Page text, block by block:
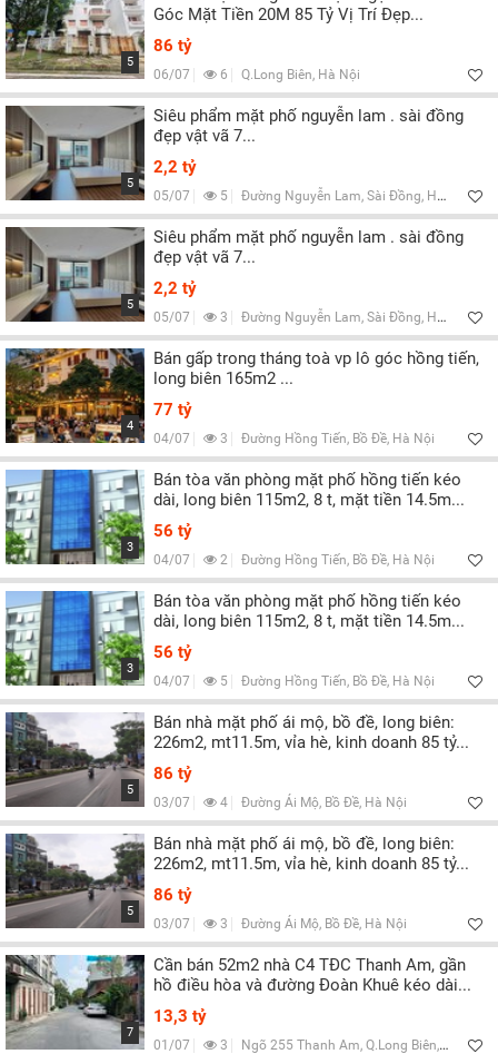
5
Góc Mặt Tiền 20M 85 Tỷ Vị Trí Đẹp...
86 tỷ
06/07 6 Q.Long Biên, Hà Nội
5
Siêu phẩm mặt phố nguyễn lam . sài đồng
đẹp vật vã 7...
2,2 tỷ
05/07 5 Đường Nguyễn Lam, Sài Đồng, Hà Nội
5
Siêu phẩm mặt phố nguyễn lam . sài đồng
đẹp vật vã 7...
2,2 tỷ
05/07 3 Đường Nguyễn Lam, Sài Đồng, Hà Nội
4
Bán gấp trong tháng toà vp lô góc hồng tiến,
long biên 165m2 ...
77 tỷ
04/07 3 Đường Hồng Tiến, Bồ Đề, Hà Nội
3
Bán tòa văn phòng mặt phố hồng tiến kéo
dài, long biên 115m2, 8 t, mặt tiền 14.5m...
56 tỷ
04/07 2 Đường Hồng Tiến, Bồ Đề, Hà Nội
3
Bán tòa văn phòng mặt phố hồng tiến kéo
dài, long biên 115m2, 8 t, mặt tiền 14.5m...
56 tỷ
04/07 5 Đường Hồng Tiến, Bồ Đề, Hà Nội
5
Bán nhà mặt phố ái mộ, bồ đề, long biên:
226m2, mt11.5m, vỉa hè, kinh doanh 85 tỷ...
86 tỷ
03/07 4 Đường Ái Mộ, Bồ Đề, Hà Nội
5
Bán nhà mặt phố ái mộ, bồ đề, long biên:
226m2, mt11.5m, vỉa hè, kinh doanh 85 tỷ...
86 tỷ
03/07 3 Đường Ái Mộ, Bồ Đề, Hà Nội
7
Cần bán 52m2 nhà C4 TĐC Thanh Am, gần
hồ điều hòa và đường Đoàn Khuê kéo dài...
13,3 tỷ
01/07 3 Ngõ 255 Thanh Am, Q.Long Biên, Hà Nội